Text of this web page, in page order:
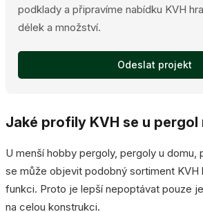
podklady a připravíme nabídku KVH
délek a množství.
Odeslat projekt
Jaké profily KVH se u
U menší hobby pergoly, pergoly u domu,
se může objevit podobný sortiment KVH
funkci. Proto je lepší nepoptávat pouze
na celou konstrukci.